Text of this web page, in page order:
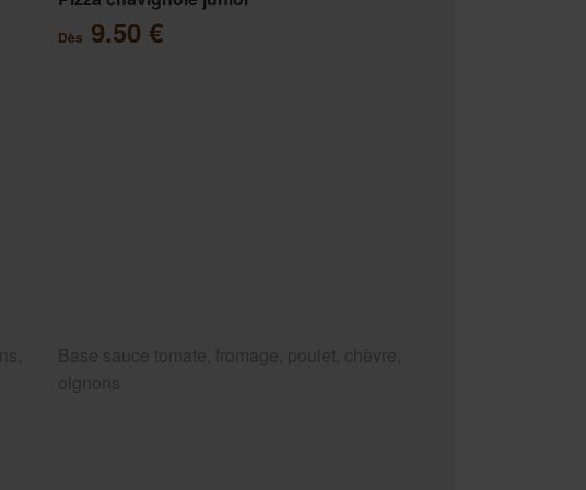
Dès 9.50 €